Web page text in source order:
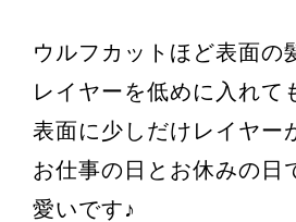
ウルフカットほど表面の
レイヤーを低めに入れて
表面に少しだけレイヤー
お仕事の日とお休みの日
愛いです♪